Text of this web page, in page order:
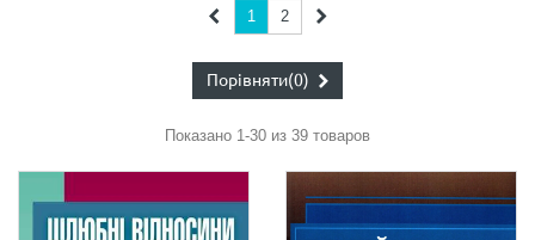
Показано 1-30 из 39 товаров
1 2
Порівняти(0)